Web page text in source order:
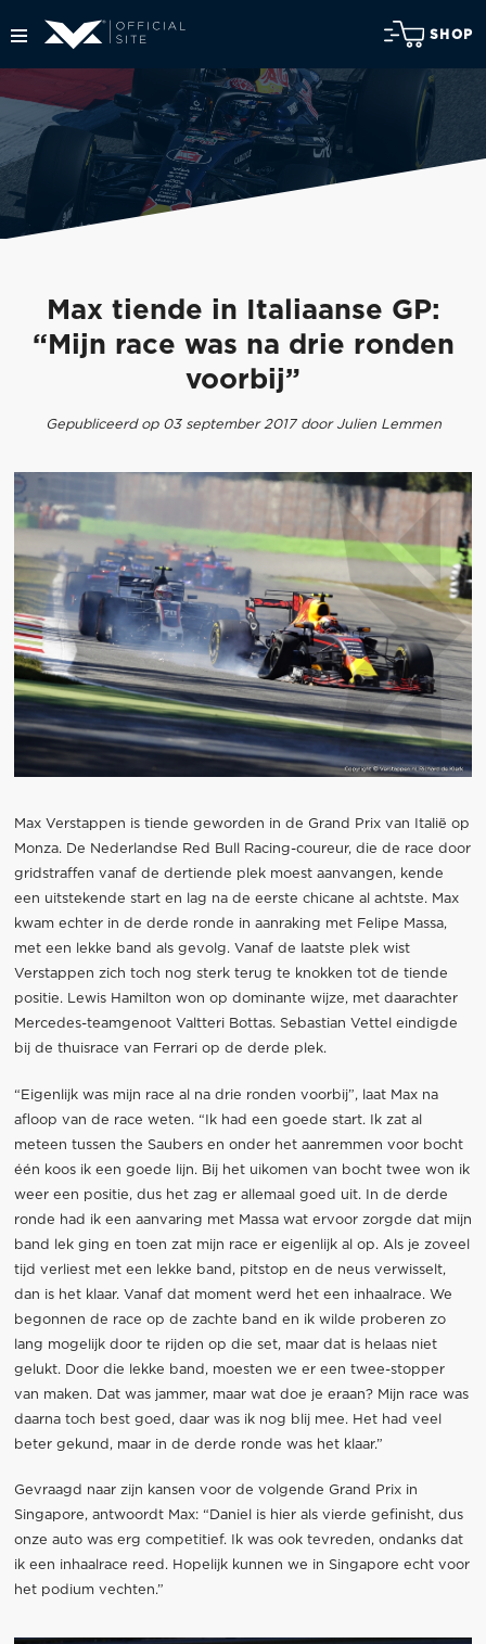
SHOP
Max tiende in Italiaanse GP:
“Mijn race was na drie ronden
voorbij”
Gepubliceerd op 03 september 2017 door Julien Lemmen
Max Verstappen is tiende geworden in de Grand Prix van Italië op
Monza. De Nederlandse Red Bull Racing-coureur, die de race door
gridstraffen vanaf de dertiende plek moest aanvangen, kende
een uitstekende start en lag na de eerste chicane al achtste. Max
kwam echter in de derde ronde in aanraking met Felipe Massa,
met een lekke band als gevolg. Vanaf de laatste plek wist
Verstappen zich toch nog sterk terug te knokken tot de tiende
positie. Lewis Hamilton won op dominante wijze, met daarachter
Mercedes-teamgenoot Valtteri Bottas. Sebastian Vettel eindigde
bij de thuisrace van Ferrari op de derde plek.
“Eigenlijk was mijn race al na drie ronden voorbij”, laat Max na
afloop van de race weten. “Ik had een goede start. Ik zat al
meteen tussen the Saubers en onder het aanremmen voor bocht
één koos ik een goede lijn. Bij het uikomen van bocht twee won ik
weer een positie, dus het zag er allemaal goed uit. In de derde
ronde had ik een aanvaring met Massa wat ervoor zorgde dat mijn
band lek ging en toen zat mijn race er eigenlijk al op. Als je zoveel
tijd verliest met een lekke band, pitstop en de neus verwisselt,
dan is het klaar. Vanaf dat moment werd het een inhaalrace. We
begonnen de race op de zachte band en ik wilde proberen zo
lang mogelijk door te rijden op die set, maar dat is helaas niet
gelukt. Door die lekke band, moesten we er een twee-stopper
van maken. Dat was jammer, maar wat doe je eraan? Mijn race was
daarna toch best goed, daar was ik nog blij mee. Het had veel
beter gekund, maar in de derde ronde was het klaar.”
Gevraagd naar zijn kansen voor de volgende Grand Prix in
Singapore, antwoordt Max: “Daniel is hier als vierde gefinisht, dus
onze auto was erg competitief. Ik was ook tevreden, ondanks dat
ik een inhaalrace reed. Hopelijk kunnen we in Singapore echt voor
het podium vechten.”